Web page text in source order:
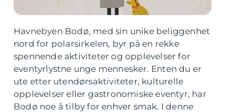
Havnebyen Bodø, med sin unike beliggenhet
nord for polarsirkelen, byr på en rekke
spennende aktiviteter og opplevelser for
eventyrlystne unge mennesker. Enten du er
ute etter utendørsaktiviteter, kulturelle
opplevelser eller gastronomiske eventyr, har
Bodø noe å tilby for enhver smak. I denne